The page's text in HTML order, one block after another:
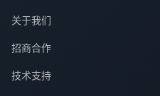
关于我们
招商合作
技术支持